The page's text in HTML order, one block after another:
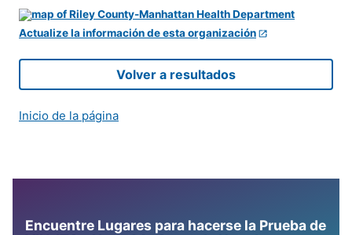
Actualize la información de esta organización
Volver a resultados
Inicio de la página
Encuentre Lugares para hacerse la Prueba de